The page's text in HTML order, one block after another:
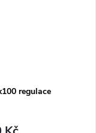
regulace